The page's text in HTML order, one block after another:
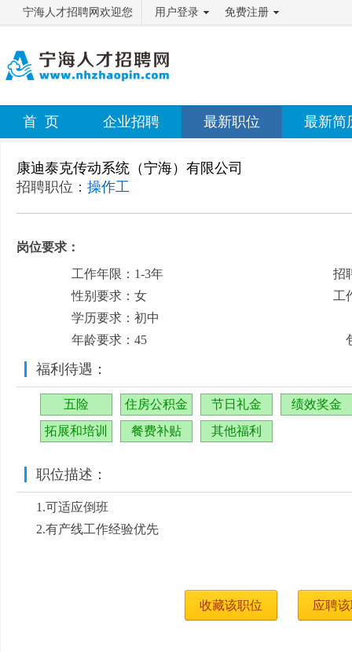
宁海人才招聘网欢迎您 用户登录 免费注册
首 页 企业招聘 最新职位 最新简
康迪泰克传动系统（宁海）有限公司
招聘职位： 操作工
岗位要求：
工作年限：1-3年
性别要求：女
学历要求：初中
年龄要求：45
招
工
福利待遇：
五险 住房公积金 节日礼金
绩效奖金
拓展和培训
餐费补贴 其他福利
职位描述：
1.可适应倒班
2.有产线工作经验优先
收藏该职位 应聘